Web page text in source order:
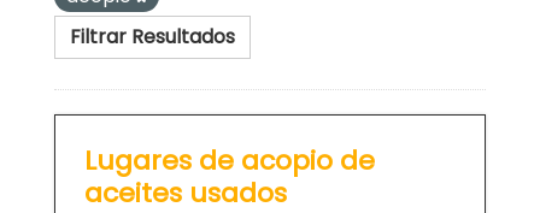
Filtrar Resultados
Lugares de acopio de
aceites usados